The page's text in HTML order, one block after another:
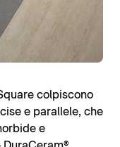
colpiscono
e parallele, che
e